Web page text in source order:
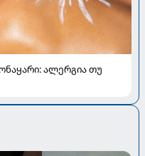
ალერგია თუ